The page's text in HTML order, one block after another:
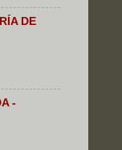
DE
-